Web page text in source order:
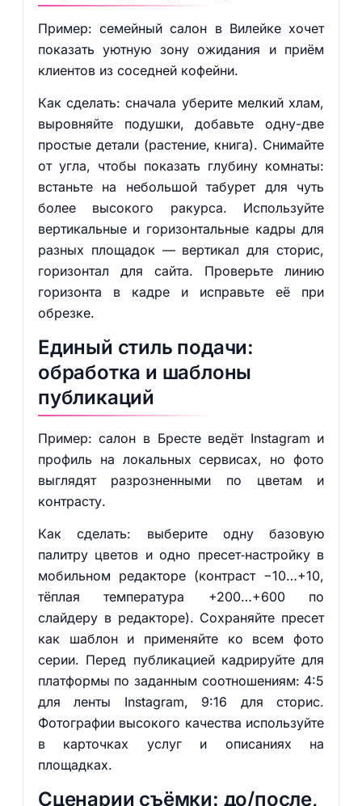
Пример: семейный салон в Вилейке хочет
показать уютную зону ожидания и приём
клиентов из соседней кофейни.
Как сделать: сначала уберите мелкий хлам,
выровняйте подушки, добавьте одну-две
простые детали (растение, книга). Снимайте
от угла, чтобы показать глубину комнаты:
встаньте на небольшой табурет для чуть
более высокого ракурса. Используйте
вертикальные и горизонтальные кадры для
разных площадок — вертикал для сторис,
горизонтал для сайта. Проверьте линию
горизонта в кадре и исправьте её при
обрезке.
Единый стиль подачи:
обработка и шаблоны
публикаций
Пример: салон в Бресте ведёт Instagram и
профиль на локальных сервисах, но фото
выглядят разрозненными по цветам и
контрасту.
Как сделать: выберите одну базовую
палитру цветов и одно пресет‑настройку в
мобильном редакторе (контраст −10…+10,
тёплая температура +200…+600 по
слайдеру в редакторе). Сохраняйте пресет
как шаблон и применяйте ко всем фото
серии. Перед публикацией кадрируйте для
платформы по заданным соотношениям: 4:5
для ленты Instagram, 9:16 для сторис.
Фотографии высокого качества используйте
в карточках услуг и описаниях на
площадках.
Сценарии съёмки: до/после,